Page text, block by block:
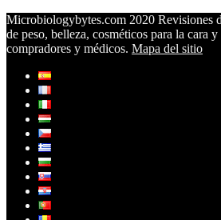
Microbiologybytes.com 2020 Revisiones
de peso, belleza, cosméticos para la cara
compradores y médicos. Mapa del sitio